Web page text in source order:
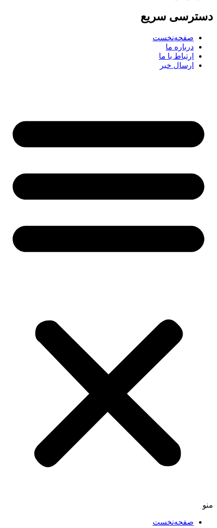
سریع
صفحه‌نخست
درباره ما
ارتباط با ما
ارسال خبر
صفحه‌نخست